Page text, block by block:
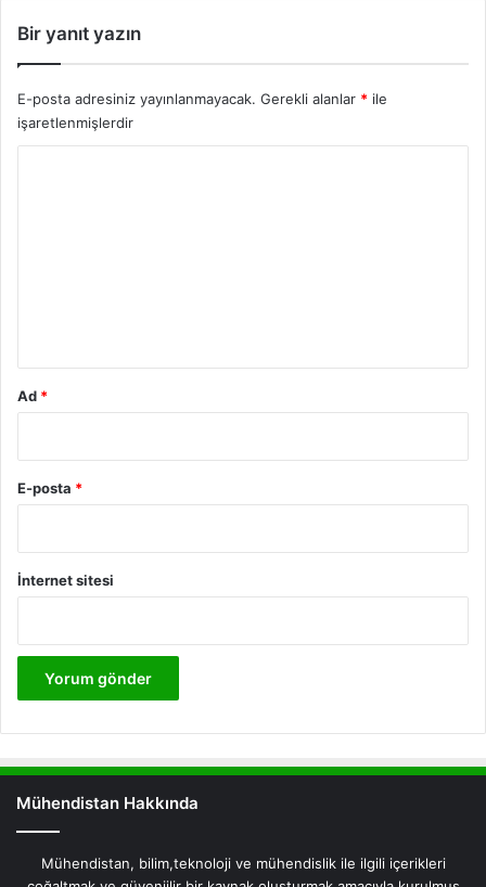
Bir yanıt yazın
E-posta adresiniz yayınlanmayacak. Gerekli alanlar * ile
işaretlenmişlerdir
Ad *
E-posta *
İnternet sitesi
Mühendistan Hakkında
Mühendistan, bilim,teknoloji ve mühendislik ile ilgili içerikleri